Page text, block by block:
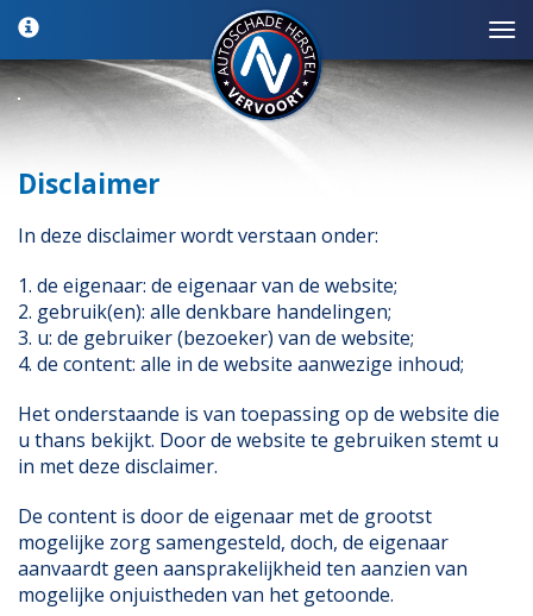
Disclaimer
In deze disclaimer wordt verstaan onder:
1. de eigenaar: de eigenaar van de website;
2. gebruik(en): alle denkbare handelingen;
3. u: de gebruiker (bezoeker) van de website;
4. de content: alle in de website aanwezige inhoud;
Het onderstaande is van toepassing op de website die
u thans bekijkt. Door de website te gebruiken stemt u
in met deze disclaimer.
De content is door de eigenaar met de grootst
mogelijke zorg samengesteld, doch, de eigenaar
aanvaardt geen aansprakelijkheid ten aanzien van
mogelijke onjuistheden van het getoonde.